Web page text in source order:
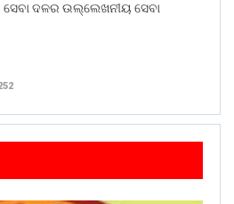
ସେବା ଦଳର ଉଲ୍ଲେଖନୀୟ ସେବା